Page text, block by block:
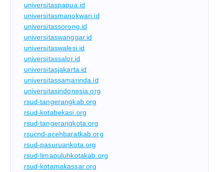
universitaspapua.id
universitasmanokwari.id
universitassorong.id
universitaswanggar.id
universitaswalesi.id
universitassalor.id
universitasjakarta.id
universitassamarinda.id
universitasindonesia.org
rsud-tangerangkab.org
rsud-kotabekasi.org
rsud-tangerangkota.org
rsucnd-acehbaratkab.org
rsud-pasuruankota.org
rsud-limapuluhkotakab.org
rsud-kotamakassar.org